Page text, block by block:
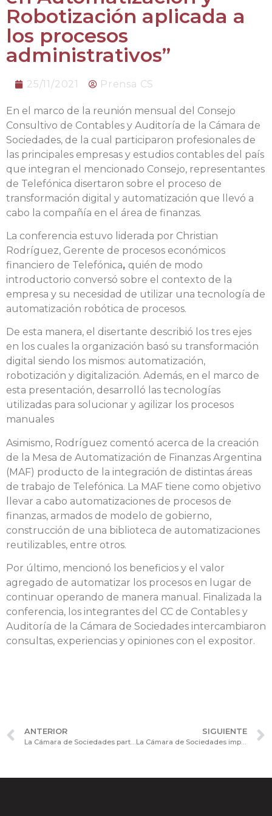
Robotización aplicada a
los procesos
administrativos”
25/11/2021 Prensa CS
En el marco de la reunión mensual del Consejo
Consultivo de Contables y Auditoría de la Cámara de
Sociedades, de la cual participaron profesionales de
las principales empresas y estudios contables del país
que integran el mencionado Consejo, representantes
de Telefónica disertaron sobre el proceso de
transformación digital y automatización que llevó a
cabo la compañía en el área de finanzas.
La conferencia estuvo liderada por Christian
Rodríguez, Gerente de procesos económicos
financiero de Telefónica, quién de modo
introductorio conversó sobre el contexto de la
empresa y su necesidad de utilizar una tecnología de
automatización robótica de procesos.
De esta manera, el disertante describió los tres ejes
en los cuales la organización basó su transformación
digital siendo los mismos: automatización,
robotización y digitalización. Además, en el marco de
esta presentación, desarrolló las tecnologías
utilizadas para solucionar y agilizar los procesos
manuales
Asimismo, Rodríguez comentó acerca de la creación
de la Mesa de Automatización de Finanzas Argentina
(MAF) producto de la integración de distintas áreas
de trabajo de Telefónica. La MAF tiene como objetivo
llevar a cabo automatizaciones de procesos de
finanzas, armados de modelo de gobierno,
construcción de una biblioteca de automatizaciones
reutilizables, entre otros.
Por último, mencionó los beneficios y el valor
agregado de automatizar los procesos en lugar de
continuar operando de manera manual. Finalizada la
conferencia, los integrantes del CC de Contables y
Auditoría de la Cámara de Sociedades intercambiaron
consultas, experiencias y opiniones con el expositor.
ANTERIOR
La Cámara de Sociedades participó de la reunión de Comité Organizador del XV Congreso Argentino de Derecho Societario y XI Congreso Iberoamericano de Derecho Societario y de la Empresa
SIGUIENTE
La Cámara de Sociedades impulsó el 22 Foro de Planificación Fiscal Corporativa.